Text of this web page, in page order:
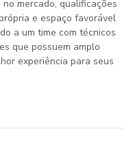
mercado, qualificações
e espaço favorável
a um time com técnicos
que possuem amplo
experiência para seus